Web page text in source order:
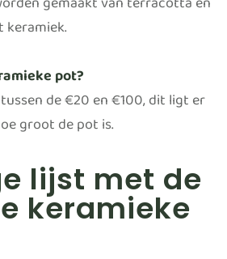
gemaakt van terracotta en
pot?
de €20 en €100, dit ligt er
groot de pot is.
lijst met de
keramieke